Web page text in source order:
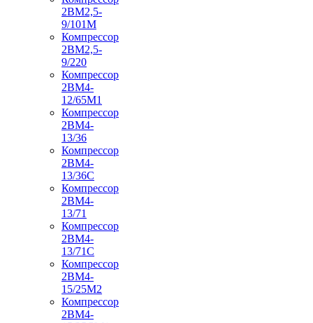
2ВМ2,5-
9/101М
Компрессор
2ВМ2,5-
9/220
Компрессор
2ВМ4-
12/65М1
Компрессор
2ВМ4-
13/36
Компрессор
2ВМ4-
13/36С
Компрессор
2ВМ4-
13/71
Компрессор
2ВМ4-
13/71С
Компрессор
2ВМ4-
15/25М2
Компрессор
2ВМ4-